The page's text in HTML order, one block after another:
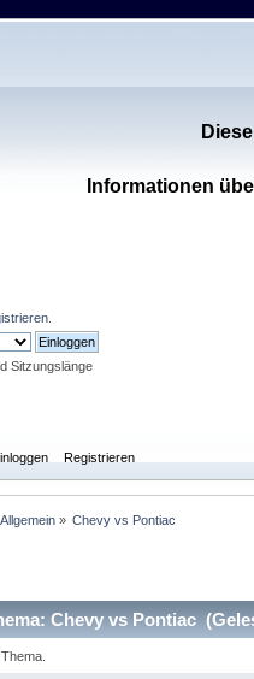
Informationen
Sitzungslänge
Registrieren
» Chevy vs Pontiac
Chevy vs Pontiac